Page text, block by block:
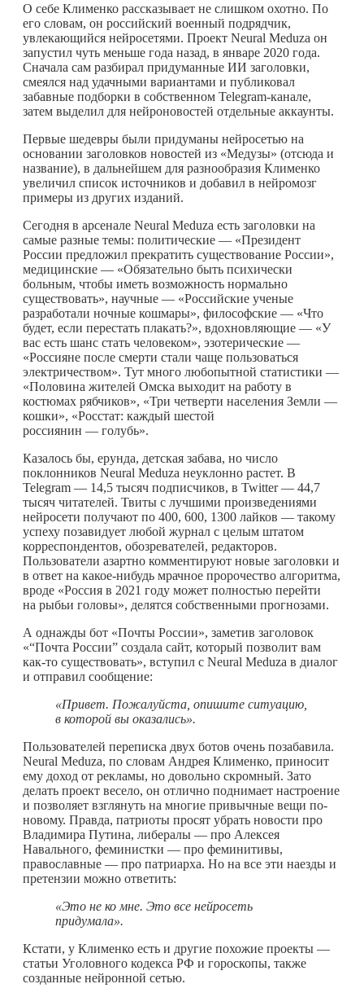
О себе Клименко рассказывает не слишком охотно. По
его словам, он российский военный подрядчик,
увлекающийся нейросетями. Проект Neural Meduza он
запустил чуть меньше года назад, в январе 2020 года.
Сначала сам разбирал придуманные ИИ заголовки,
смеялся над удачными вариантами и публиковал
забавные подборки в собственном Telegram-канале,
затем выделил для нейроновостей отдельные аккаунты.
Первые шедевры были придуманы нейросетью на
основании заголовков новостей из «Медузы» (отсюда и
название), в дальнейшем для разнообразия Клименко
увеличил список источников и добавил в нейромозг
примеры из других изданий.
Сегодня в арсенале Neural Meduza есть заголовки на
самые разные темы: политические — «Президент
России предложил прекратить существование России»,
медицинские — «Обязательно быть психически
больным, чтобы иметь возможность нормально
существовать», научные — «Российские ученые
разработали ночные кошмары», философские — «Что
будет, если перестать плакать?», вдохновляющие — «У
вас есть шанс стать человеком», эзотерические —
«Россияне после смерти стали чаще пользоваться
электричеством». Тут много любопытной статистики —
«Половина жителей Омска выходит на работу в
костюмах рябчиков», «Три четверти населения Земли —
кошки», «Росстат: каждый шестой
россиянин — голубь».
Казалось бы, ерунда, детская забава, но число
поклонников Neural Meduza неуклонно растет. В
Telegram — 14,5 тысяч подписчиков, в Twitter — 44,7
тысяч читателей. Твиты с лучшими произведениями
нейросети получают по 400, 600, 1300 лайков — такому
успеху позавидует любой журнал с целым штатом
корреспондентов, обозревателей, редакторов.
Пользователи азартно комментируют новые заголовки и
в ответ на какое-нибудь мрачное пророчество алгоритма,
вроде «Россия в 2021 году может полностью перейти
на рыбьи головы», делятся собственными прогнозами.
А однажды бот «Почты России», заметив заголовок
«“Почта России” создала сайт, который позволит вам
как-то существовать», вступил с Neural Meduza в диалог
и отправил сообщение:
«Привет. Пожалуйста, опишите ситуацию,
в которой вы оказались».
Пользователей переписка двух ботов очень позабавила.
Neural Meduza, по словам Андрея Клименко, приносит
ему доход от рекламы, но довольно скромный. Зато
делать проект весело, он отлично поднимает настроение
и позволяет взглянуть на многие привычные вещи по-
новому. Правда, патриоты просят убрать новости про
Владимира Путина, либералы — про Алексея
Навального, феминистки — про феминитивы,
православные — про патриарха. Но на все эти наезды и
претензии можно ответить:
«Это не ко мне. Это все нейросеть
придумала».
Кстати, у Клименко есть и другие похожие проекты —
статьи Уголовного кодекса РФ и гороскопы, также
созданные нейронной сетью.